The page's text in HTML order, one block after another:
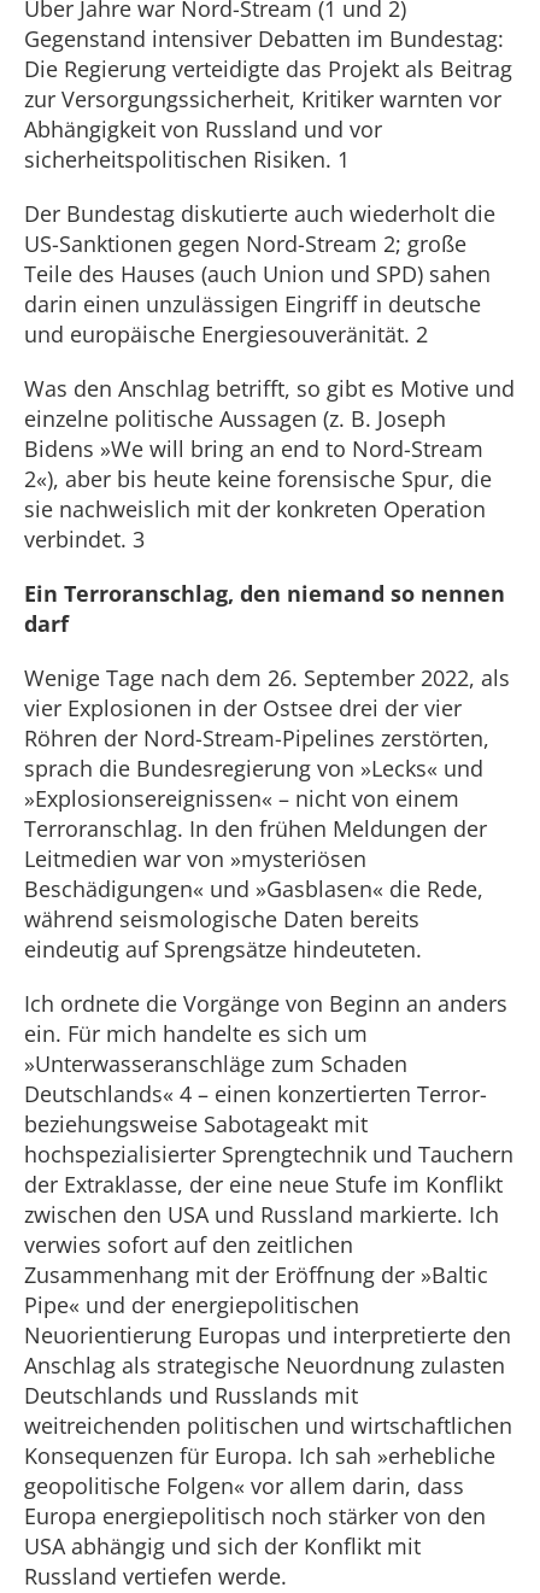
Über Jahre war Nord-Stream (1 und 2)
Gegenstand intensiver Debatten im Bundestag:
Die Regierung verteidigte das Projekt als Beitrag
zur Versorgungssicherheit, Kritiker warnten vor
Abhängigkeit von Russland und vor
sicherheitspolitischen Risiken. 1
Der Bundestag diskutierte auch wiederholt die
US-Sanktionen gegen Nord-Stream 2; große
Teile des Hauses (auch Union und SPD) sahen
darin einen unzulässigen Eingriff in deutsche
und europäische Energiesouveränität. 2
Was den Anschlag betrifft, so gibt es Motive und
einzelne politische Aussagen (z. B. Joseph
Bidens »We will bring an end to Nord-Stream
2«), aber bis heute keine forensische Spur, die
sie nachweislich mit der konkreten Operation
verbindet. 3
Ein Terroranschlag, den niemand so nennen
darf
Wenige Tage nach dem 26. September 2022, als
vier Explosionen in der Ostsee drei der vier
Röhren der Nord-Stream-Pipelines zerstörten,
sprach die Bundesregierung von »Lecks« und
»Explosionsereignissen« – nicht von einem
Terroranschlag. In den frühen Meldungen der
Leitmedien war von »mysteriösen
Beschädigungen« und »Gasblasen« die Rede,
während seismologische Daten bereits
eindeutig auf Sprengsätze hindeuteten.
Ich ordnete die Vorgänge von Beginn an anders
ein. Für mich handelte es sich um
»Unterwasseranschläge zum Schaden
Deutschlands« 4 – einen konzertierten Terror-
beziehungsweise Sabotageakt mit
hochspezialisierter Sprengtechnik und Tauchern
der Extraklasse, der eine neue Stufe im Konflikt
zwischen den USA und Russland markierte. Ich
verwies sofort auf den zeitlichen
Zusammenhang mit der Eröffnung der »Baltic
Pipe« und der energiepolitischen
Neuorientierung Europas und interpretierte den
Anschlag als strategische Neuordnung zulasten
Deutschlands und Russlands mit
weitreichenden politischen und wirtschaftlichen
Konsequenzen für Europa. Ich sah »erhebliche
geopolitische Folgen« vor allem darin, dass
Europa energiepolitisch noch stärker von den
USA abhängig und sich der Konflikt mit
Russland vertiefen werde.